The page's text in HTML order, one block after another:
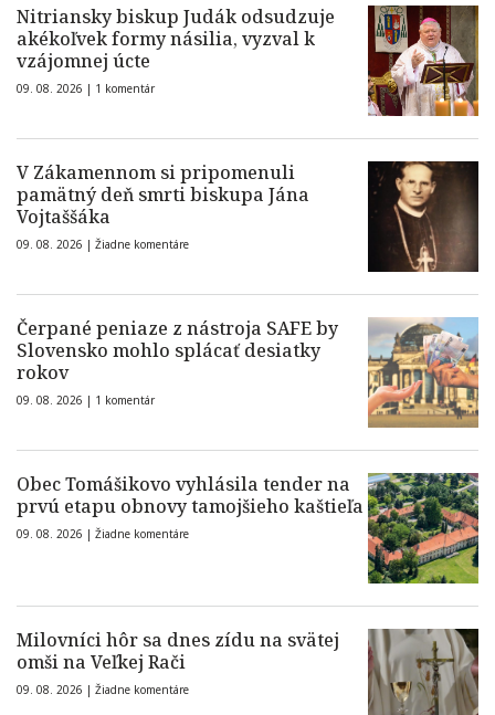
Nitriansky biskup Judák odsudzuje
akékoľvek formy násilia, vyzval k
vzájomnej úcte
09. 08. 2026 | 1 komentár
V Zákamennom si pripomenuli
pamätný deň smrti biskupa Jána
Vojtaššáka
09. 08. 2026 | Žiadne komentáre
Čerpané peniaze z nástroja SAFE by
Slovensko mohlo splácať desiatky
rokov
09. 08. 2026 | 1 komentár
Obec Tomášikovo vyhlásila tender na
prvú etapu obnovy tamojšieho kaštieľa
09. 08. 2026 | Žiadne komentáre
Milovníci hôr sa dnes zídu na svätej
omši na Veľkej Rači
09. 08. 2026 | Žiadne komentáre